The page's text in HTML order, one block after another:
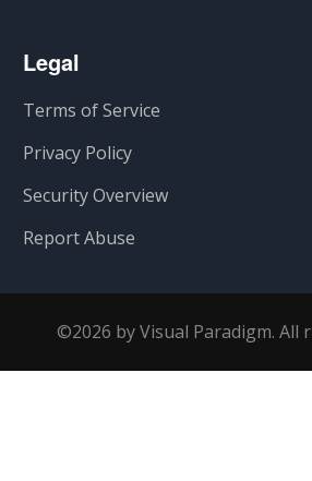
Legal
Terms of Service
Privacy Policy
Security Overview
Report Abuse
©2026 by Visual Paradigm. All